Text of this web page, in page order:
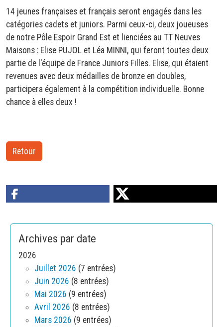
14 jeunes françaises et français seront engagés dans les
catégories cadets et juniors. Parmi ceux-ci, deux joueuses
de notre Pôle Espoir Grand Est et lienciées au TT Neuves
Maisons : Elise PUJOL et Léa MINNI, qui feront toutes deux
partie de l'équipe de France Juniors Filles. Elise, qui étaient
revenues avec deux médailles de bronze en doubles,
participera également à la compétition individuelle. Bonne
chance à elles deux !
Retour
Archives par date
2026
Juillet 2026 (7 entrées)
Juin 2026 (8 entrées)
Mai 2026 (9 entrées)
Avril 2026 (8 entrées)
Mars 2026 (9 entrées)